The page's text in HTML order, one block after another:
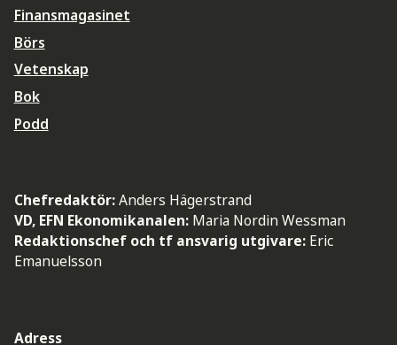
Finansmagasinet
Börs
Vetenskap
Bok
Podd
Chefredaktör:Anders Hägerstrand
VD, EFN Ekonomikanalen: Maria Nordin Wessman
Redaktionschef och tf ansvarig utgivare: Eric
Emanuelsson
Adress